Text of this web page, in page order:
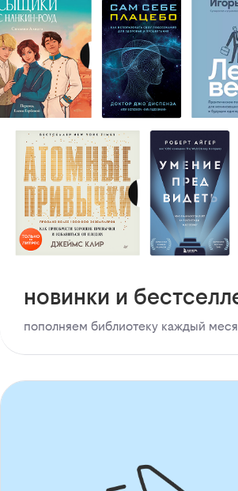
новинки и
пополняем библиотеку каждый